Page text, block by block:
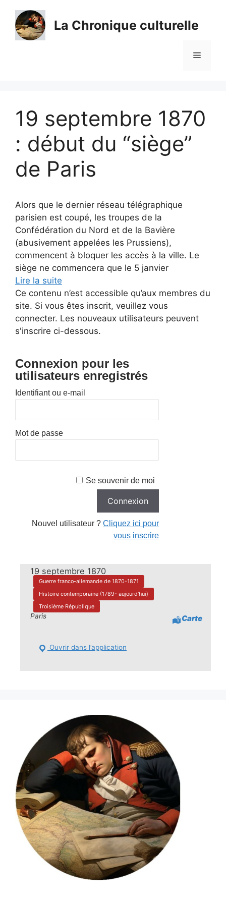
contenu
La Chronique culturelle
Menu
19 septembre 1870
: début du “siège”
de Paris
Alors que le dernier réseau télégraphique
parisien est coupé, les troupes de la
Confédération du Nord et de la Bavière
(abusivement appelées les Prussiens),
commencent à bloquer les accès à la ville. Le
siège ne commencera que le 5 janvier
Lire la suite
Ce contenu n’est accessible qu’aux membres du
site. Si vous êtes inscrit, veuillez vous
connecter. Les nouveaux utilisateurs peuvent
s'inscrire ci-dessous.
Connexion pour les
utilisateurs enregistrés
Identifiant ou e-mail
Mot de passe
Se souvenir de moi
Nouvel utilisateur ?Cliquez ici pour
vous inscrire
19 septembre 1870
Guerre franco-allemande de 1870-1871
Histoire contemporaine (1789- aujourd'hui)
Troisième République
Paris Carte
Ouvrir dans l’application